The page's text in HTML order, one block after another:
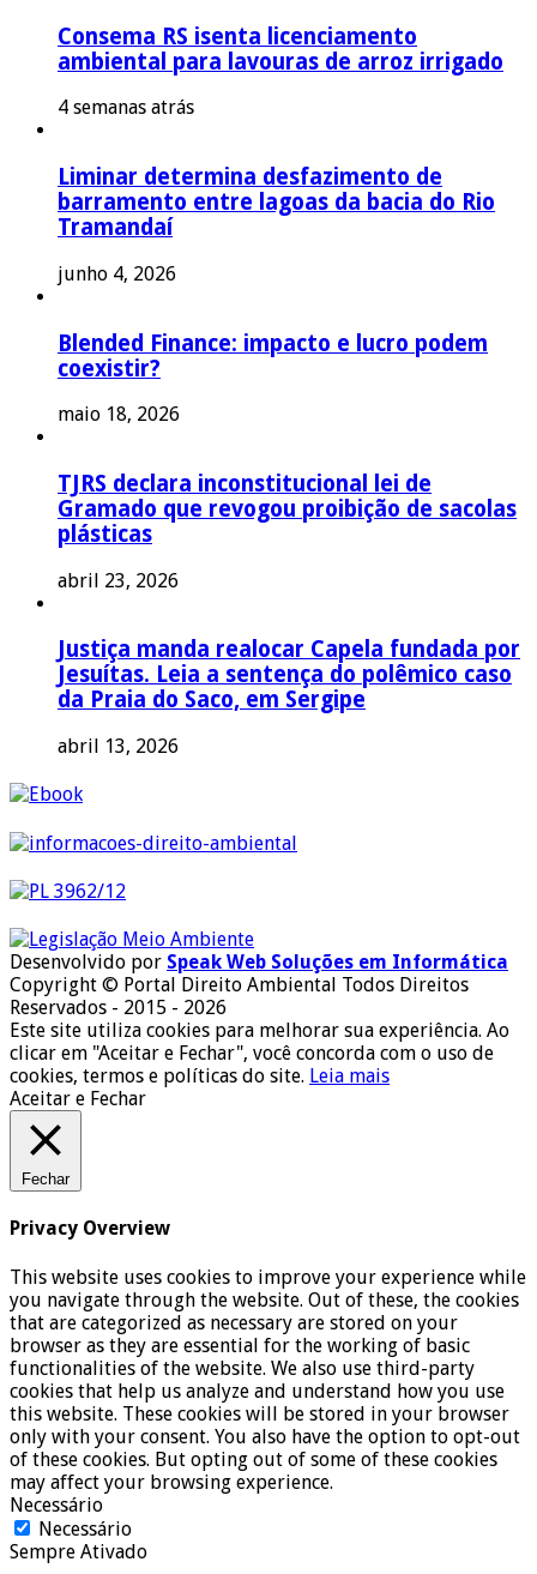
Consema RS isenta licenciamento
ambiental para lavouras de arroz irrigado
4 semanas atrás
Liminar determina desfazimento de
barramento entre lagoas da bacia do Rio
Tramandaí
junho 4, 2026
Blended Finance: impacto e lucro podem
coexistir?
maio 18, 2026
TJRS declara inconstitucional lei de
Gramado que revogou proibição de sacolas
plásticas
abril 23, 2026
Justiça manda realocar Capela fundada por
Jesuítas. Leia a sentença do polêmico caso
da Praia do Saco, em Sergipe
abril 13, 2026
Desenvolvido por Speak Web Soluções em Informática
Copyright © Portal Direito Ambiental Todos Direitos
Reservados - 2015 - 2026
Este site utiliza cookies para melhorar sua experiência. Ao
clicar em "Aceitar e Fechar", você concorda com o uso de
cookies, termos e políticas do site. Leia mais
Aceitar e Fechar
Fechar
Privacy Overview
This website uses cookies to improve your experience while
you navigate through the website. Out of these, the cookies
that are categorized as necessary are stored on your
browser as they are essential for the working of basic
functionalities of the website. We also use third-party
cookies that help us analyze and understand how you use
this website. These cookies will be stored in your browser
only with your consent. You also have the option to opt-out
of these cookies. But opting out of some of these cookies
may affect your browsing experience.
Necessário
Necessário
Sempre Ativado